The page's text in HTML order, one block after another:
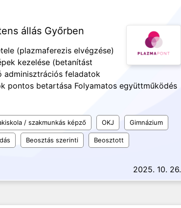
állás Győrben
(plazmaferezis elvégzése)
kezelése (betanítást
adminisztrációs feladatok
pontos betartása Folyamatos együttműködés
/ szakmunkás képző OKJ Gimnázium
Beosztás szerinti Beosztott
2025. 10. 26.